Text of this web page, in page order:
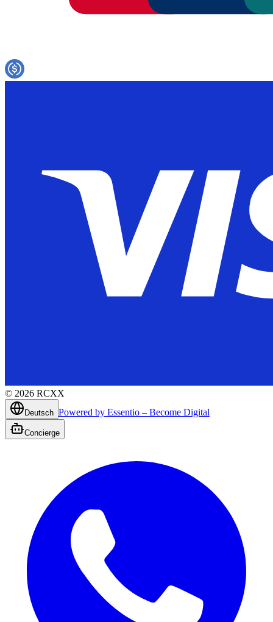
© 2026 RCXX
Deutsch Powered by Essentio – Become Digital
Concierge